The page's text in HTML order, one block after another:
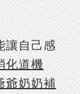
讓自己感
化道機
爺奶奶補